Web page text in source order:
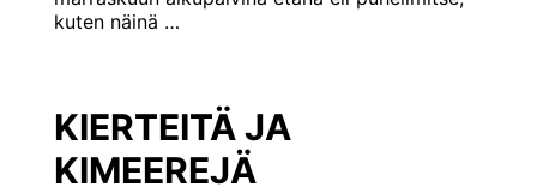
kuten näinä …
KIERTEITÄ JA
KIMEEREJÄ